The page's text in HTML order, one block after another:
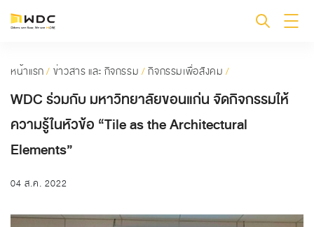
หน้าแรก/ ข่าวสาร และ กิจกรรม /กิจกรรมเพื่อสังคม /
WDC ร่วมกับ มหาวิทยาลัยขอนแก่น จัดกิจกรรมให้
ความรู้ในหัวข้อ “Tile as the Architectural
Elements”
04 ส.ค. 2022